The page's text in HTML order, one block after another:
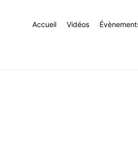
Accueil Vidéos